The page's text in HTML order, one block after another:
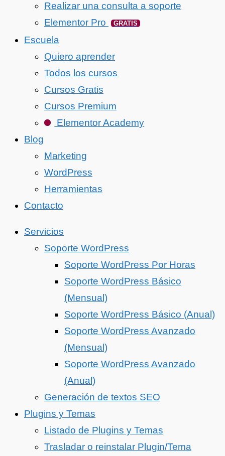
Realizar una consulta a soporte
Elementor Pro
GRATIS
Escuela
Quiero aprender
Todos los cursos
Cursos Gratis
Cursos Premium
Elementor Academy
Blog
Marketing
WordPress
Herramientas
Contacto
Servicios
Soporte WordPress
Soporte WordPress Por Horas
Soporte WordPress Básico
(Mensual)
Soporte WordPress Básico (Anual)
Soporte WordPress Avanzado
(Mensual)
Soporte WordPress Avanzado
(Anual)
Generación de textos SEO
Plugins y Temas
Listado de Plugins y Temas
Trasladar o reinstalar Plugin/Tema